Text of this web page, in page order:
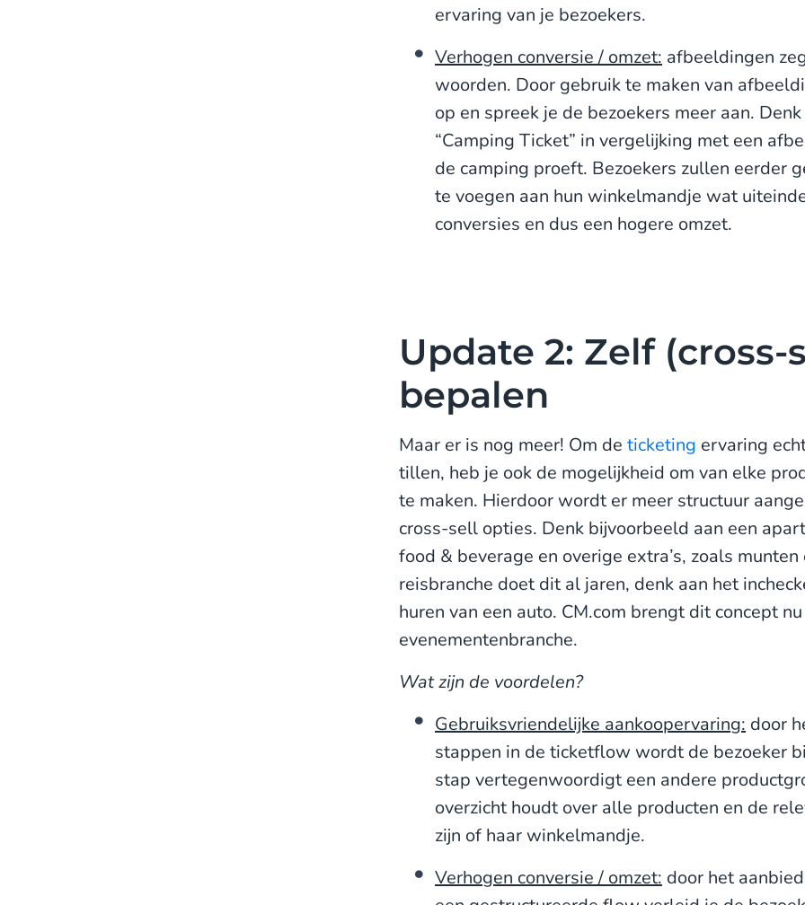
ervaring van je bezoekers.
Verhogen conversie / omzet: afbeeldingen
woorden. Door gebruik te maken van
op en spreek je de bezoekers meer aan.
“Camping Ticket” in vergelijking met een
de camping proeft. Bezoekers zullen eerder
te voegen aan hun winkelmandje wat
conversies en dus een hogere omzet.
Update 2: Zelf
bepalen
Maar er is nog meer! Om de ticketing ervaring
tillen, heb je ook de mogelijkheid om van elke
te maken. Hierdoor wordt er meer structuur
cross-sell opties. Denk bijvoorbeeld aan een
food & beverage en overige extra’s, zoals
reisbranche doet dit al jaren, denk aan het
huren van een auto. CM.com brengt dit concept
evenementenbranche.
Wat zijn de voordelen?
Gebruiksvriendelijke aankoopervaring: door
stappen in de ticketflow wordt de bezoeker
stap vertegenwoordigt een andere
overzicht houdt over alle producten en de
zijn of haar winkelmandje.
Verhogen conversie / omzet: door het